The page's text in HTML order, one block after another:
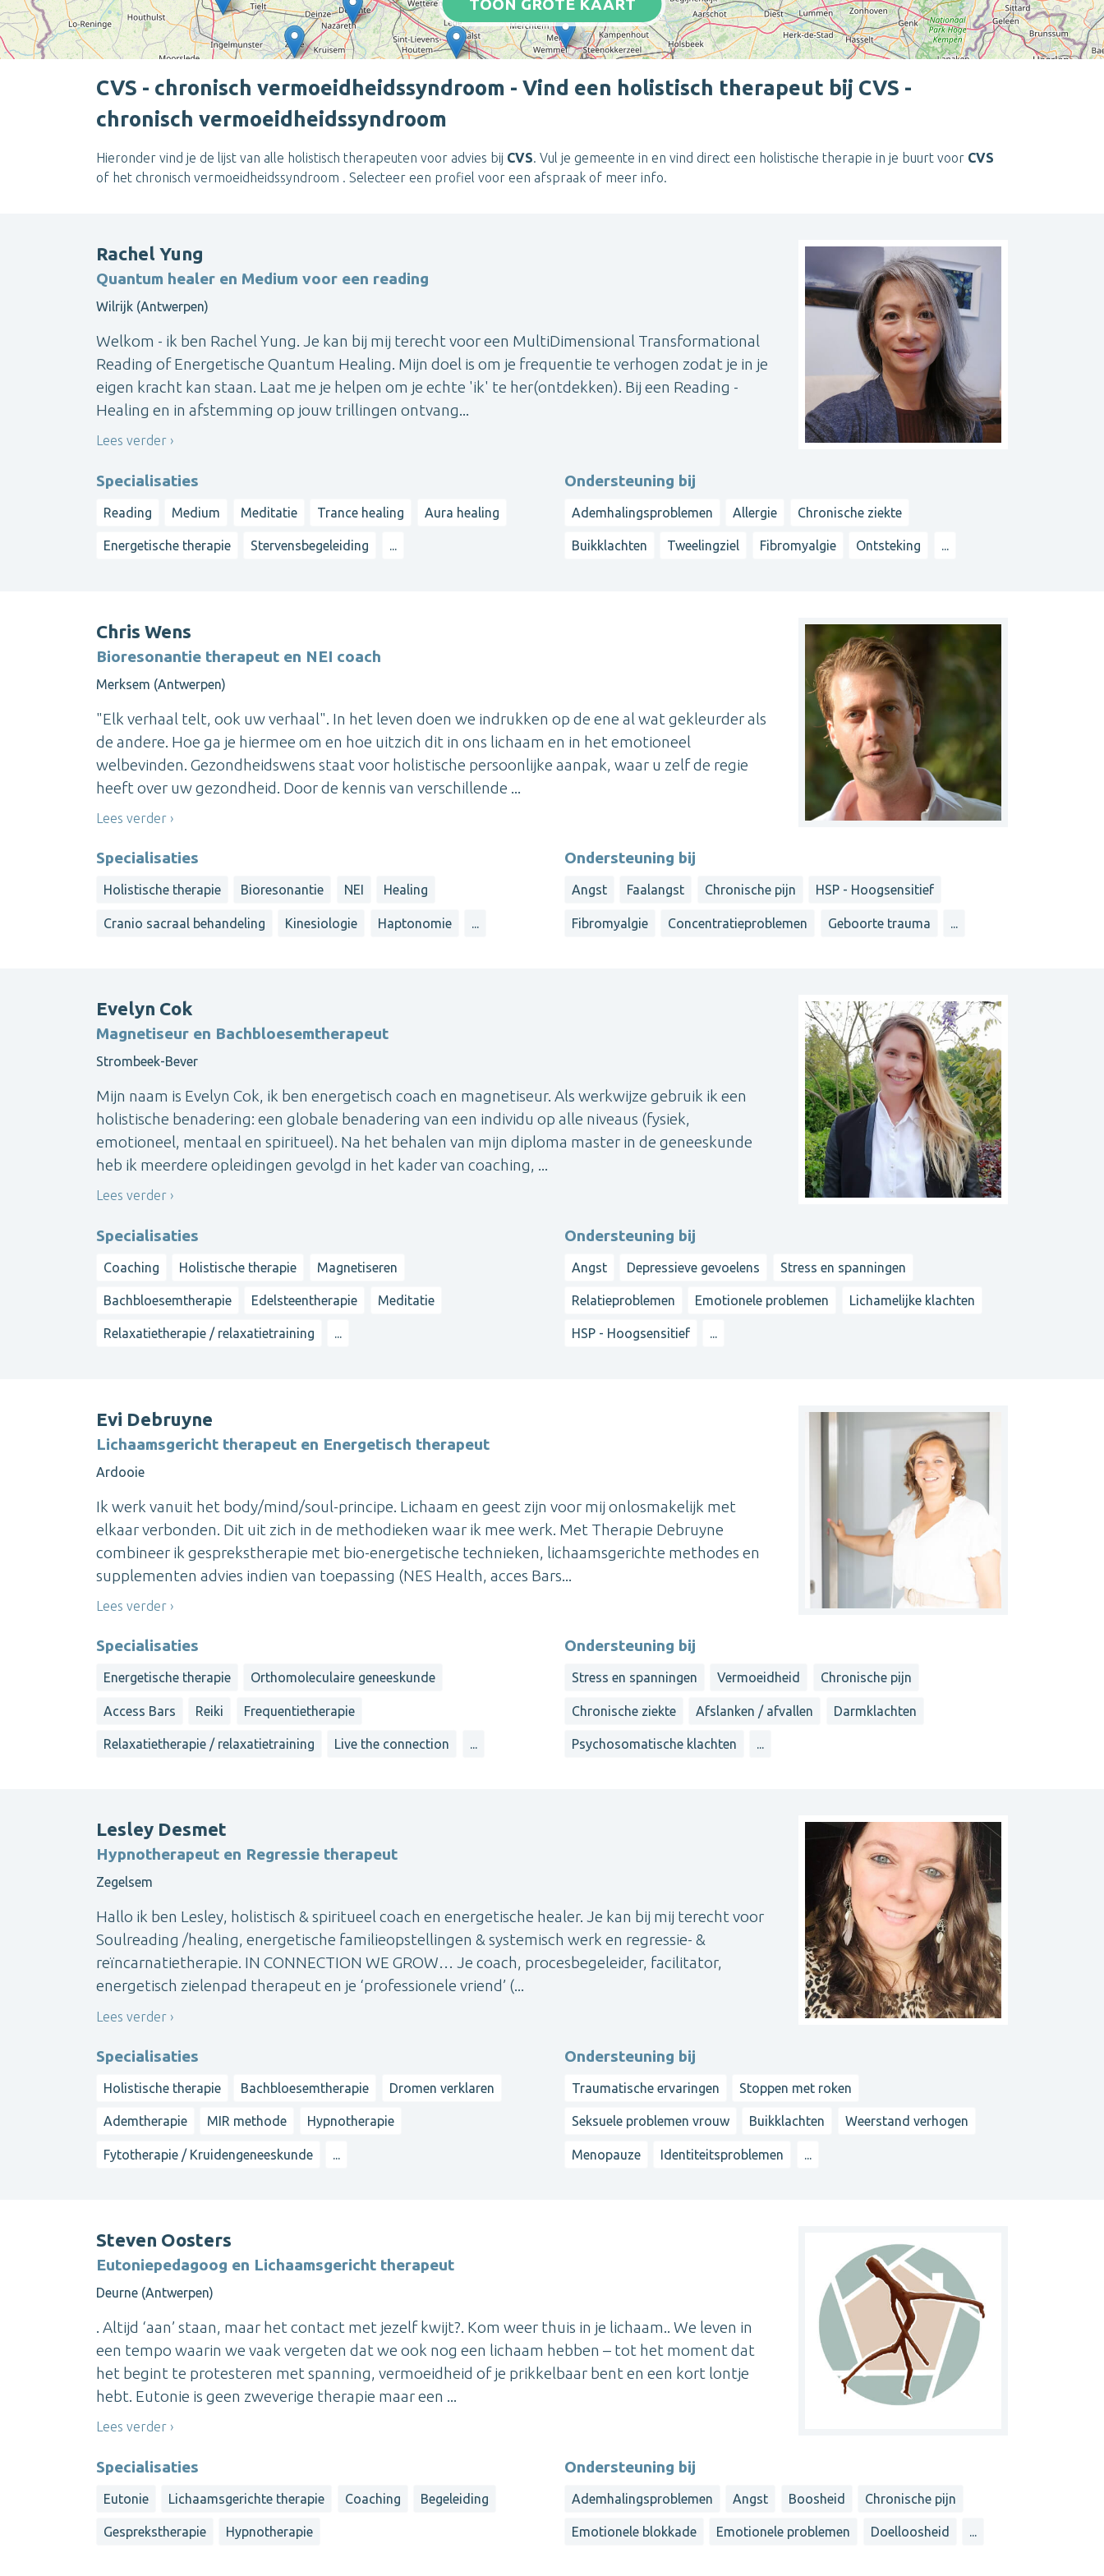
TOON GROTE KAART
CVS - chronisch vermoeidheidssyndroom - Vind een holistisch therapeut bij CVS -
chronisch vermoeidheidssyndroom
Hieronder vind je de lijst van alle holistisch therapeuten voor advies bij CVS. Vul je gemeente in en vind direct een holistische therapie in je buurt voor CVS
of het chronisch vermoeidheidssyndroom . Selecteer een profiel voor een afspraak of meer info.
Rachel Yung
Quantum healer en Medium voor een reading
Wilrijk (Antwerpen)
Welkom - ik ben Rachel Yung. Je kan bij mij terecht voor een MultiDimensional Transformational
Reading of Energetische Quantum Healing. Mijn doel is om je frequentie te verhogen zodat je in je
eigen kracht kan staan. Laat me je helpen om je echte 'ik' te her(ontdekken). Bij een Reading -
Healing en in afstemming op jouw trillingen ontvang...
Lees verder
Specialisaties
Reading Medium Meditatie Trance healing Aura healing
Energetische therapie Stervensbegeleiding ...
Ondersteuning bij
Ademhalingsproblemen Allergie Chronische ziekte
Buikklachten Tweelingziel Fibromyalgie Ontsteking ...
Chris Wens
Bioresonantie therapeut en NEI coach
Merksem (Antwerpen)
"Elk verhaal telt, ook uw verhaal". In het leven doen we indrukken op de ene al wat gekleurder als
de andere. Hoe ga je hiermee om en hoe uitzich dit in ons lichaam en in het emotioneel
welbevinden. Gezondheidswens staat voor holistische persoonlijke aanpak, waar u zelf de regie
heeft over uw gezondheid. Door de kennis van verschillende ...
Lees verder
Specialisaties
Holistische therapie Bioresonantie NEI Healing
Cranio sacraal behandeling Kinesiologie Haptonomie
Ondersteuning bij
Angst Faalangst Chronische pijn HSP - Hoogsensitief
Fibromyalgie Concentratieproblemen Geboorte trauma
Evelyn Cok
Magnetiseur en Bachbloesemtherapeut
Strombeek-Bever
Mijn naam is Evelyn Cok, ik ben energetisch coach en magnetiseur. Als werkwijze gebruik ik een
holistische benadering: een globale benadering van een individu op alle niveaus (fysiek,
emotioneel, mentaal en spiritueel). Na het behalen van mijn diploma master in de geneeskunde
heb ik meerdere opleidingen gevolgd in het kader van coaching, ...
Lees verder
Specialisaties
Coaching Holistische therapie Magnetiseren
Bachbloesemtherapie Edelsteentherapie Meditatie
Relaxatietherapie / relaxatietraining ...
Ondersteuning bij
Angst Depressieve gevoelens Stress en spanningen
Relatieproblemen Emotionele problemen Lichamelijke klachten
HSP - Hoogsensitief ...
Evi Debruyne
Lichaamsgericht therapeut en Energetisch therapeut
Ardooie
Ik werk vanuit het body/mind/soul-principe. Lichaam en geest zijn voor mij onlosmakelijk met
elkaar verbonden. Dit uit zich in de methodieken waar ik mee werk. Met Therapie Debruyne
combineer ik gesprekstherapie met bio-energetische technieken, lichaamsgerichte methodes en
supplementen advies indien van toepassing (NES Health, acces Bars...
Lees verder
Specialisaties
Energetische therapie Orthomoleculaire geneeskunde
Access Bars Reiki Frequentietherapie
Relaxatietherapie / relaxatietraining Live the connection ...
Ondersteuning bij
Stress en spanningen Vermoeidheid Chronische pijn
Chronische ziekte Afslanken / afvallen Darmklachten
Psychosomatische klachten ...
Lesley Desmet
Hypnotherapeut en Regressie therapeut
Zegelsem
Hallo ik ben Lesley, holistisch & spiritueel coach en energetische healer. Je kan bij mij terecht voor
Soulreading /healing, energetische familieopstellingen & systemisch werk en regressie- &
reïncarnatietherapie. IN CONNECTION WE GROW… Je coach, procesbegeleider, facilitator,
energetisch zielenpad therapeut en je ‘professionele vriend’ (...
Lees verder
Specialisaties
Holistische therapie Bachbloesemtherapie Dromen verklaren
Ademtherapie MIR methode Hypnotherapie
Fytotherapie / Kruidengeneeskunde ...
Ondersteuning bij
Traumatische ervaringen Stoppen met roken
Seksuele problemen vrouw Buikklachten Weerstand verhogen
Menopauze Identiteitsproblemen ...
Steven Oosters
Eutoniepedagoog en Lichaamsgericht therapeut
Deurne (Antwerpen)
. Altijd ‘aan’ staan, maar het contact met jezelf kwijt?. Kom weer thuis in je lichaam.. We leven in
een tempo waarin we vaak vergeten dat we ook nog een lichaam hebben – tot het moment dat
het begint te protesteren met spanning, vermoeidheid of je prikkelbaar bent en een kort lontje
hebt. Eutonie is geen zweverige therapie maar een ...
Lees verder
Specialisaties
Eutonie Lichaamsgerichte therapie Coaching Begeleiding
Gesprekstherapie Hypnotherapie
Ondersteuning bij
Ademhalingsproblemen Angst Boosheid Chronische pijn
Emotionele blokkade Emotionele problemen Doelloosheid ...